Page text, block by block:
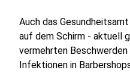
Auch das
auf dem Schirm - aktuell
vermehrten
Infektionen in